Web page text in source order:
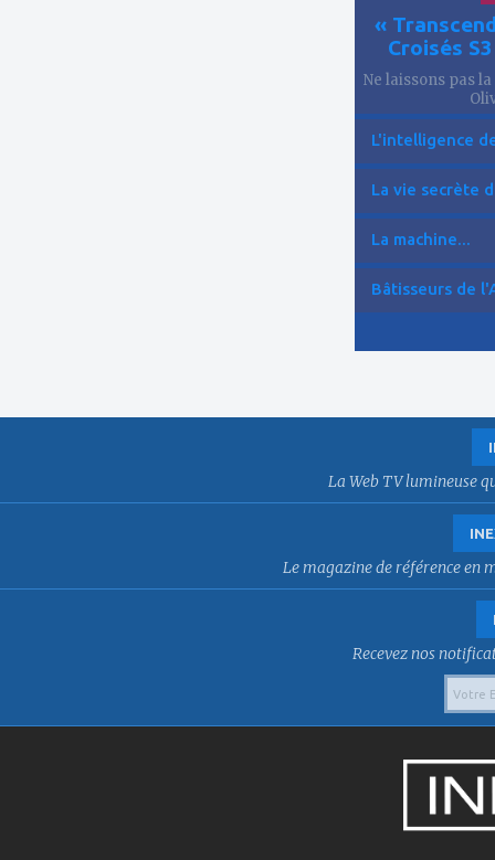
«
Croisés
Ne laissons pas
L'intelligence
La vie secrète
La machine...
Bâtisseurs de
La Web TV lumineuse
Le magazine de référence en
Recevez nos